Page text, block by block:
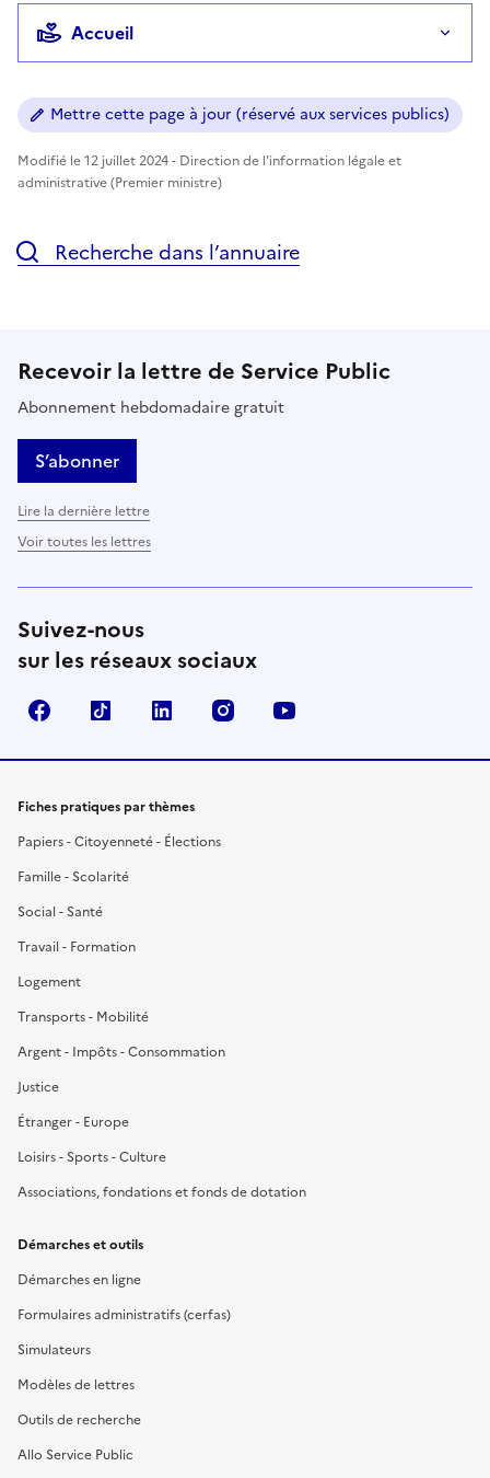
Accueil
Mettre cette page à jour (réservé aux services publics)
Modifié le 12 juillet 2024 - Direction de l'information légale et
administrative (Premier ministre)
Recherche dans l’annuaire
Recevoir la lettre de Service Public
Abonnement hebdomadaire gratuit
S’abonner
Lire la dernière lettre
Voir toutes les lettres
Suivez-nous
sur les réseaux sociaux
FacebookTikTok LinkedIn Instagram
Fiches pratiques par thèmes
Papiers - Citoyenneté - Élections
Famille - Scolarité
Social - Santé
Travail - Formation
Logement
Transports - Mobilité
Argent - Impôts - Consommation
Justice
Étranger - Europe
Loisirs - Sports - Culture
Associations, fondations et fonds de dotation
Démarches et outils
Démarches en ligne
Formulaires administratifs (cerfas)
Simulateurs
Modèles de lettres
Outils de recherche
Allo Service Public